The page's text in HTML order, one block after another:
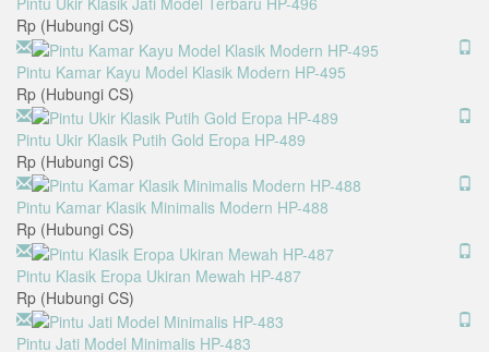
Rp (Hubungi CS)
Pintu Kamar Kayu Model Klasik Modern HP-495
Rp (Hubungi CS)
Pintu Ukir Klasik Putih Gold Eropa HP-489
Rp (Hubungi CS)
Pintu Kamar Klasik Minimalis Modern HP-488
Rp (Hubungi CS)
Pintu Klasik Eropa Ukiran Mewah HP-487
Rp (Hubungi CS)
Pintu Jati Model Minimalis HP-483